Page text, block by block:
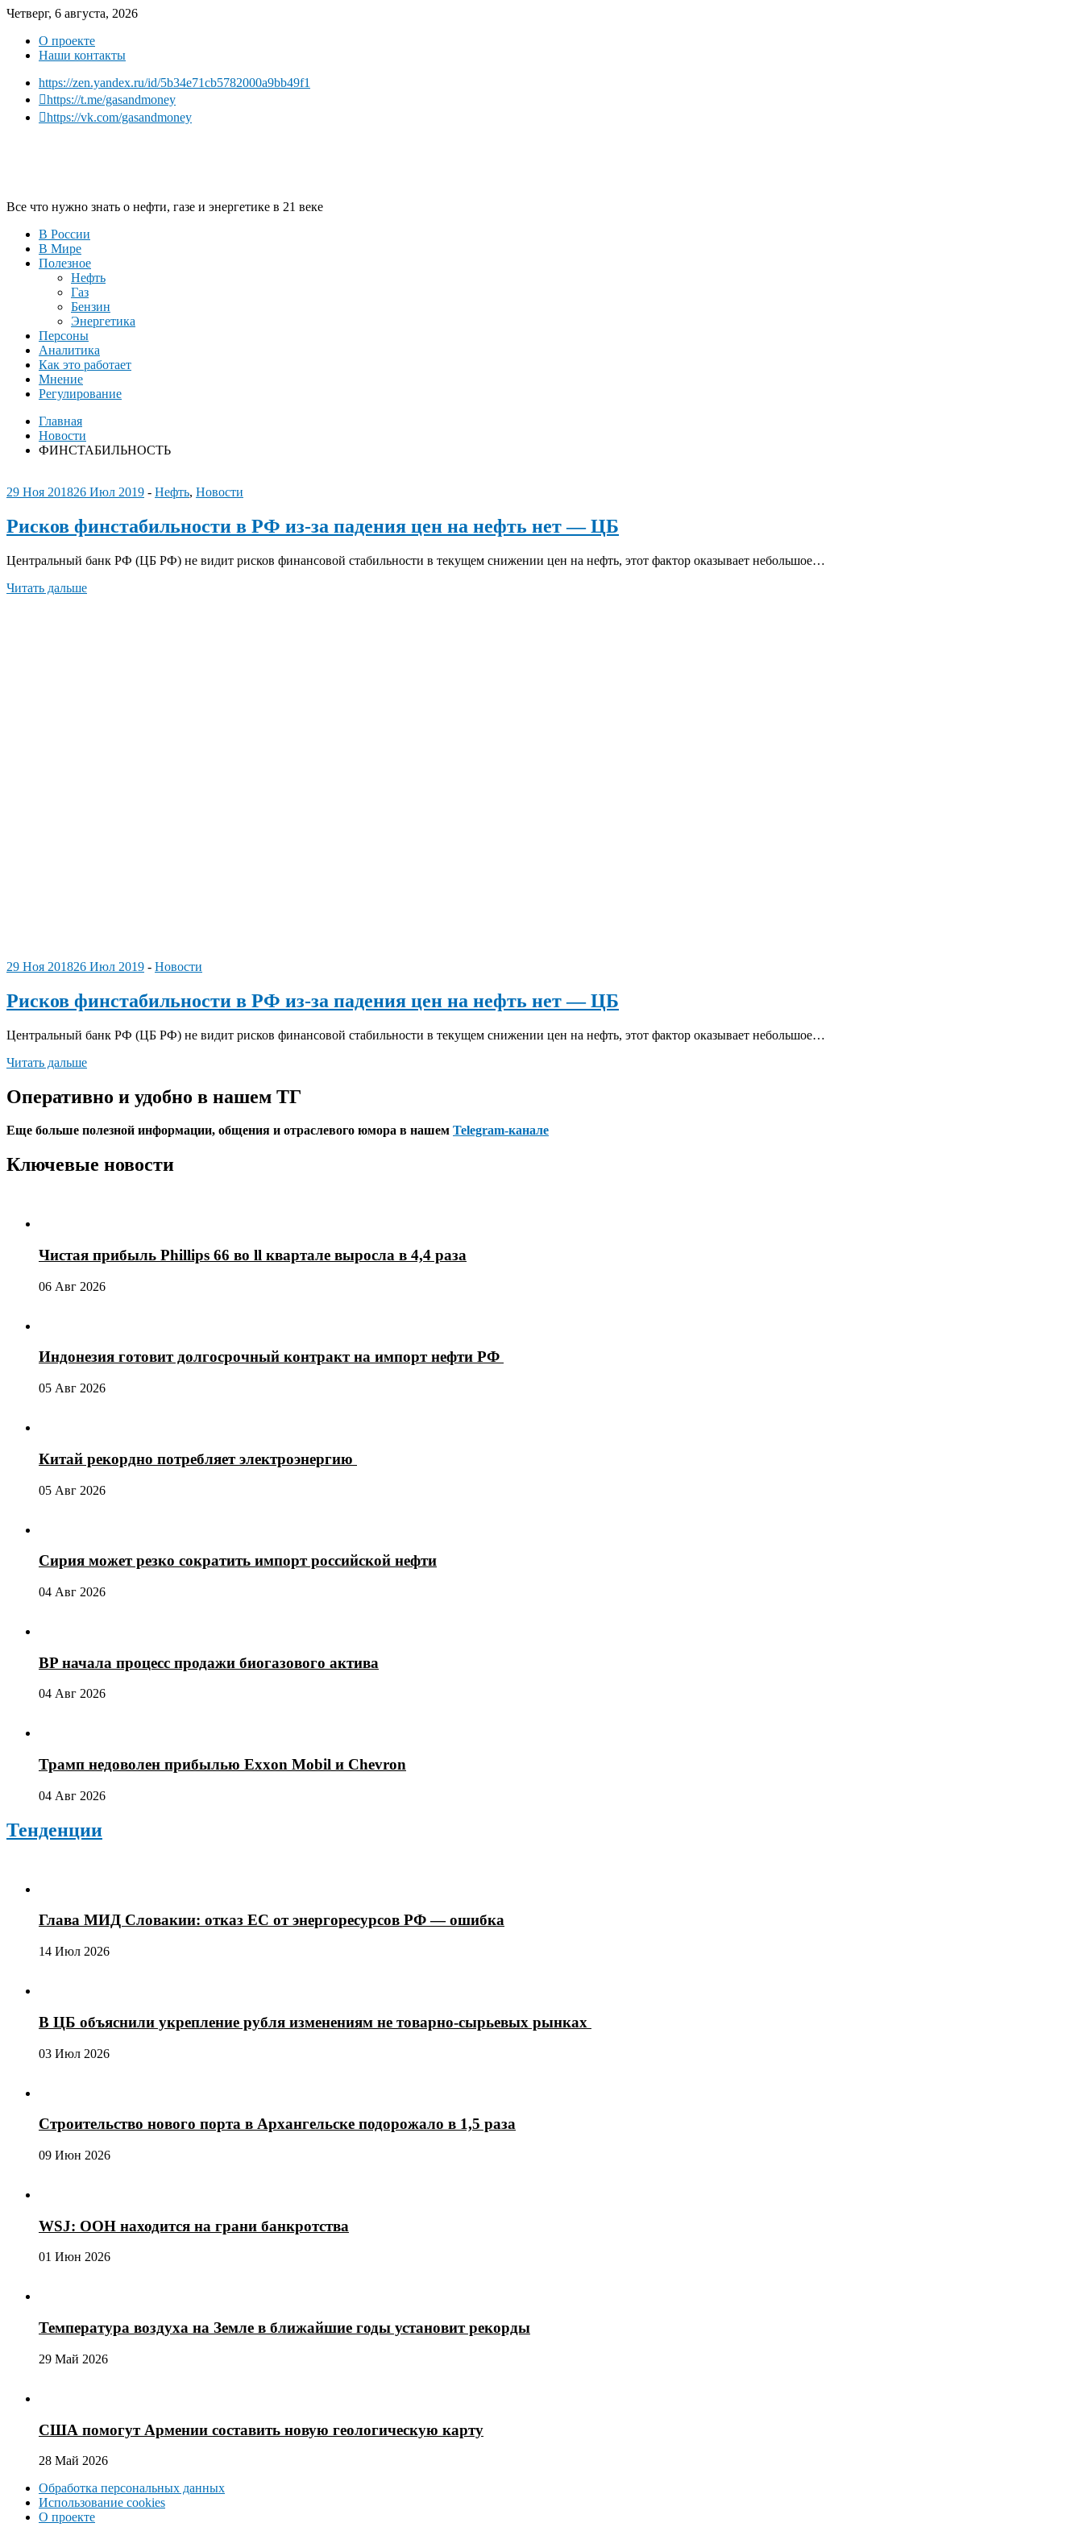
Четверг, 6 августа, 2026
О проекте
Наши контакты
https://zen.yandex.ru/id/5b34e71cb5782000a9bb49f1
https://t.me/gasandmoney
https://vk.com/gasandmoney
Все что нужно знать о нефти, газе и энергетике в 21 веке
В России
В Мире
Полезное
Нефть
Газ
Бензин
Энергетика
Персоны
Аналитика
Как это работает
Мнение
Регулирование
Главная
Новости
ФИНСТАБИЛЬНОСТЬ
29 Ноя 201826 Июл 2019 - Нефть, Новости
Рисков финстабильности в РФ из-за падения цен на нефть нет — ЦБ
Центральный банк РФ (ЦБ РФ) не видит рисков финансовой стабильности в текущем снижении цен на нефть, этот фактор оказывает небольшое…
Читать дальше
29 Ноя 201826 Июл 2019 - Новости
Рисков финстабильности в РФ из-за падения цен на нефть нет — ЦБ
Центральный банк РФ (ЦБ РФ) не видит рисков финансовой стабильности в текущем снижении цен на нефть, этот фактор оказывает небольшое…
Читать дальше
Оперативно и удобно в нашем ТГ
Еще больше полезной информации, общения и отраслевого юмора в нашем Telegram-канале
Ключевые новости
Чистая прибыль Phillips 66 во ll квартале выросла в 4,4 раза
06 Авг 2026
Индонезия готовит долгосрочный контракт на импорт нефти РФ
05 Авг 2026
Китай рекордно потребляет электроэнергию
05 Авг 2026
Сирия может резко сократить импорт российской нефти
04 Авг 2026
BP начала процесс продажи биогазового актива
04 Авг 2026
Трамп недоволен прибылью Exxon Mobil и Chevron
04 Авг 2026
Тенденции
Глава МИД Словакии: отказ ЕС от энергоресурсов РФ — ошибка
14 Июл 2026
В ЦБ объяснили укрепление рубля изменениям не товарно-сырьевых рынках
03 Июл 2026
Строительство нового порта в Архангельске подорожало в 1,5 раза
09 Июн 2026
WSJ: ООН находится на грани банкротства
01 Июн 2026
Температура воздуха на Земле в ближайшие годы установит рекорды
29 Май 2026
США помогут Армении составить новую геологическую карту
28 Май 2026
Обработка персональных данных
Использование cookies
О проекте